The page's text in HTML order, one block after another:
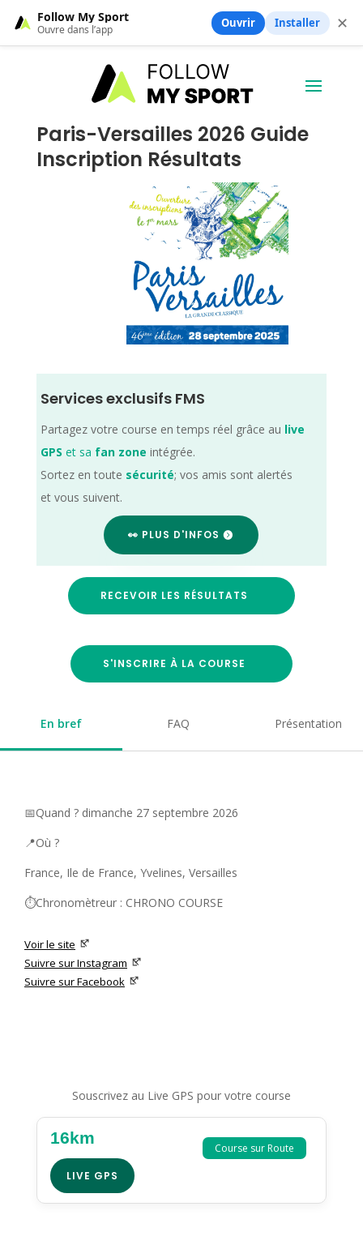
Paris-Versailles 2026 Guide
Inscription Résultats
Services exclusifs FMS
Partagez votre course en temps réel grâce au live
GPS et sa fan zone intégrée.
Sortez en toute sécurité; vos amis sont alertés
et vous suivent.
👀 PLUS D'INFOS
RECEVOIR LES RÉSULTATS
S'INSCRIRE À LA COURSE
En bref FAQ Présentation
📅Quand ? dimanche 27 septembre 2026
📍Où ?
France, Ile de France, Yvelines, Versailles
⏱️Chronomètreur : CHRONO COURSE
Voir le site
Suivre sur Instagram
Suivre sur Facebook
Souscrivez au Live GPS pour votre course
Course sur Route
16km
LIVE GPS
Follow My Sport
Ouvre dans l’app Ouvrir Installer ✕